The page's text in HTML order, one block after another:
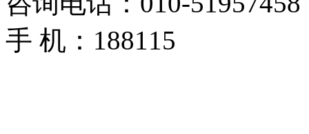
手 机：188115